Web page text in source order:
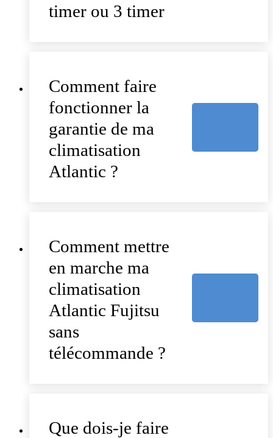
timer ou 3 timer
Comment faire
fonctionner la
garantie de ma
climatisation
Atlantic ?
Comment mettre
en marche ma
climatisation
Atlantic Fujitsu
sans
télécommande ?
Que dois-je faire